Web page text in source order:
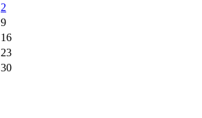
2
9
16
23
30